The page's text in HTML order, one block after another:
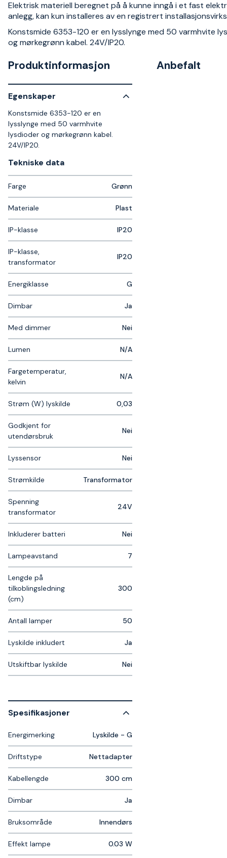
Elektrisk materiell beregnet på å kunne inngå i et fast
anlegg, kan kun installeres av en registrert
Konstsmide 6353-120 er en lysslynge med 50 varmhvite
og mørkegrønn kabel. 24V/IP20.
Produktinformasjon
Egenskaper
Konstsmide 6353-120 er en
lysslynge med 50 varmhvite
lysdioder og mørkegrønn kabel.
24V/IP20.
Tekniske data​
Farge Grønn
Materiale Plast
IP-klasse IP20
IP-klasse,
transformator
IP20
Energiklasse G
Dimbar Ja
Med dimmer Nei
Lumen N/A
Fargetemperatur,
kelvin
N/A
Strøm (W) lyskilde 0,03
Godkjent for
utendørsbruk
Nei
Lyssensor Nei
Strømkilde Transformator
Spenning
transformator
24V
Inkluderer batteri Nei
Lampeavstand 7
Lengde på
tilkoblingsledning
(cm)
300
Antall lamper 50
Lyskilde inkludert Ja
Utskiftbar lyskilde Nei
Spesifikasjoner
Energimerking Lyskilde - G
Driftstype Nettadapter
Kabellengde 300 cm
Dimbar Ja
Bruksområde Innendørs
Effekt lampe 0.03 W
Anbefalt